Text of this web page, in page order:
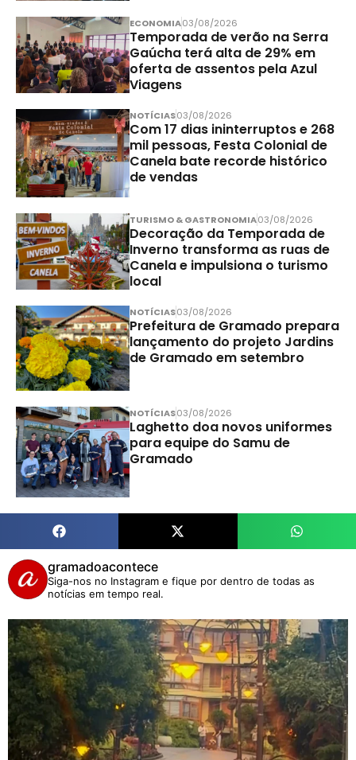
ECONOMIA03/08/2026
Temporada de verão na Serra
Gaúcha terá alta de 29% em
oferta de assentos pela Azul
Viagens
NOTÍCIAS03/08/2026
Com 17 dias ininterruptos e 268
mil pessoas, Festa Colonial de
Canela bate recorde histórico
de vendas
TURISMO & GASTRONOMIA03/08/2026
Decoração da Temporada de
Inverno transforma as ruas de
Canela e impulsiona o turismo
local
NOTÍCIAS03/08/2026
Prefeitura de Gramado prepara
lançamento do projeto Jardins
de Gramado em setembro
NOTÍCIAS03/08/2026
Laghetto doa novos uniformes
para equipe do Samu de
Gramado
gramadoacontece
Siga-nos no Instagram e fique por dentro de todas as
notícias em tempo real.